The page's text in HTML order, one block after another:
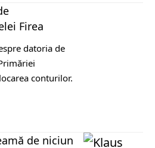
Firea
datoria de
conturilor.
de niciun